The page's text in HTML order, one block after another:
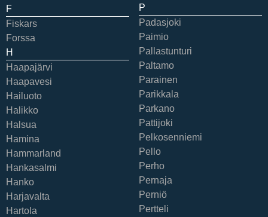
F
Fiskars
Forssa
H
Haapajärvi
Haapavesi
Hailuoto
Halikko
Halsua
Hamina
Hammarland
Hankasalmi
Hanko
Harjavalta
Hartola
P
Padasjoki
Paimio
Pallastunturi
Paltamo
Parainen
Parikkala
Parkano
Pattijoki
Pelkosenniemi
Pello
Perho
Pernaja
Perniö
Pertteli